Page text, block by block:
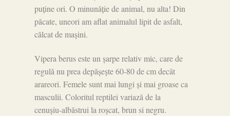
puține ori. O minunăție de animal, nu alta! Din
păcate, uneori am aflat animalul lipit de asfalt,
călcat de mașini.
Vipera berus este un șarpe relativ mic, care de
regulă nu prea depășește 60-80 de cm decât
arareori. Femele sunt mai lungi și mai groase ca
masculii. Coloritul reptilei variază de la
cenușiu-albăstrui la roșcat, brun si negru.